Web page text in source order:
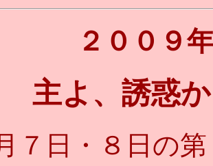
２００
主よ、誘惑
７日・８日の第